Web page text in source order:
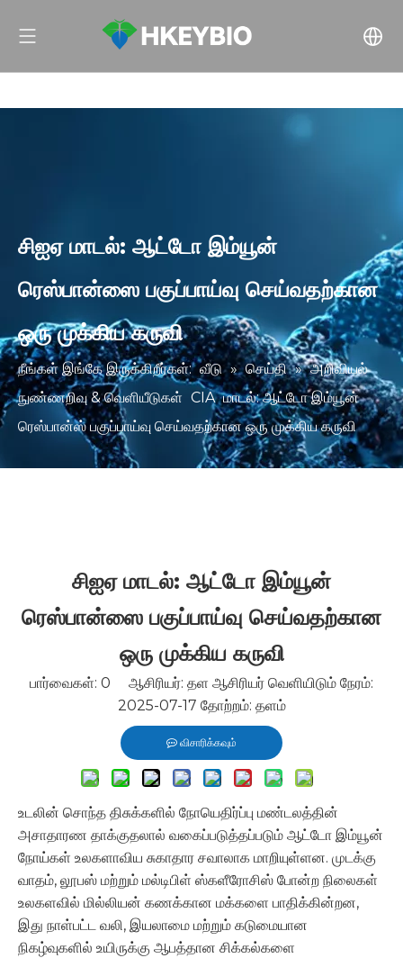
சிஐஏ மாடல்: ஆட்டோ இம்யூன்
ரெஸ்பான்ஸை பகுப்பாய்வு செய்வதற்கான
ஒரு முக்கிய கருவி
நீங்கள் இங்கே இருக்கிறீர்கள்: வீடு » செய்தி » அறிவியல்
நுண்ணறிவு & வெளியீடுகள் CIA மாடல்: ஆட்டோ இம்யூன்
ரெஸ்பான்ஸ் பகுப்பாய்வு செய்வதற்கான ஒரு முக்கிய கருவி
சிஐஏ மாடல்: ஆட்டோ இம்யூன்
ரெஸ்பான்ஸை பகுப்பாய்வு செய்வதற்கான
ஒரு முக்கிய கருவி
பார்வைகள்: 0 ஆசிரியர்: தள ஆசிரியர் வெளியிடும் நேரம்:
2025-07-17 தோற்றம்: தளம்
விசாரிக்கவும்
உடலின் சொந்த திசுக்களில் நோயெதிர்ப்பு மண்டலத்தின்
அசாதாரண தாக்குதலால் வகைப்படுத்தப்படும் ஆட்டோ இம்யூன்
நோய்கள் உலகளாவிய சுகாதார சவாலாக மாறியுள்ளன. முடக்கு
வாதம், லூபஸ் மற்றும் மல்டிபிள் ஸ்களீரோசிஸ் போன்ற நிலைகள்
உலகளவில் மில்லியன் கணக்கான மக்களை பாதிக்கின்றன,
இது நாள்பட்ட வலி, இயலாமை மற்றும் கடுமையான
நிகழ்வுகளில் உயிருக்கு ஆபத்தான சிக்கல்களை